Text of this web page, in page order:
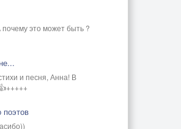
почему это может быть ?
и песня, Анна! В
поэтов